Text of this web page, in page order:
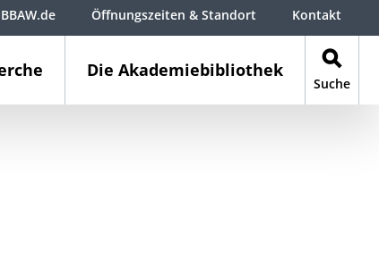
Die Akademiebibliothek
Suche
BBAW.de Öffnungszeiten & Standort Kontakt